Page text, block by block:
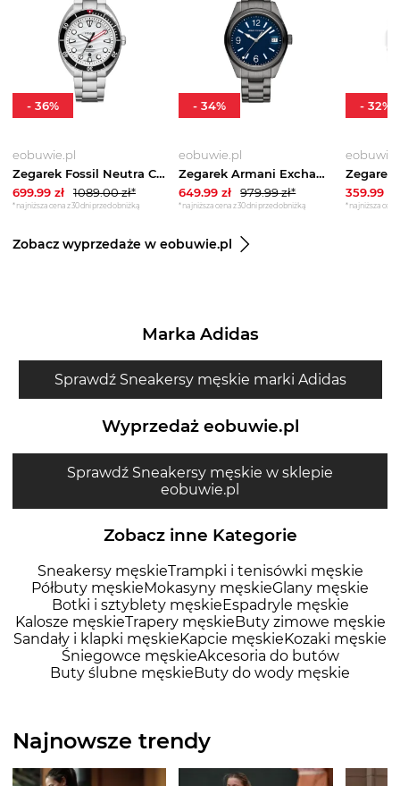
eobuwie.pl
Zegarek Fossil Neutra Chrono FS6063 Brązowy
699.99 zł 1089.00zł*
*najniższa cena z 30 dni przed obniżką
- 36%
eobuwie.pl
Zegarek Armani Exchange Kilian AX1421 Szary
649.99 zł 979.99zł*
*najniższa cena z 30 dni przed obniżką
-34%
359.99zł
*najniższa cena
- 32%
Zobacz wyprzedaże w eobuwie.pl
Marka Adidas
Sprawdź Sneakersy męskie marki Adidas
Wyprzedaż eobuwie.pl
Sprawdź Sneakersy męskie w sklepie
eobuwie.pl
Zobacz inne Kategorie
Sneakersy męskieTrampki i tenisówki męskie
Półbuty męskie Mokasyny męskieGlany męskie
Botki i sztyblety męskie Espadryle męskie
Kalosze męskieTrapery męskie Buty zimowe męskie
Sandały i klapki męskie Kapcie męskie Kozaki męskie
Śniegowce męskieAkcesoria do butów
Buty ślubne męskie Buty do wody męskie
Najnowsze trendy